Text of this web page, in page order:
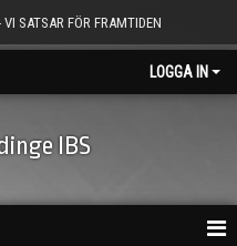
SATSAR FÖR FRAMTIDEN
LOGGA IN
IBS